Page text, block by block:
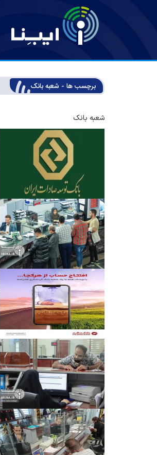
برچسب ها - شعبه بانک
شعبه بانک